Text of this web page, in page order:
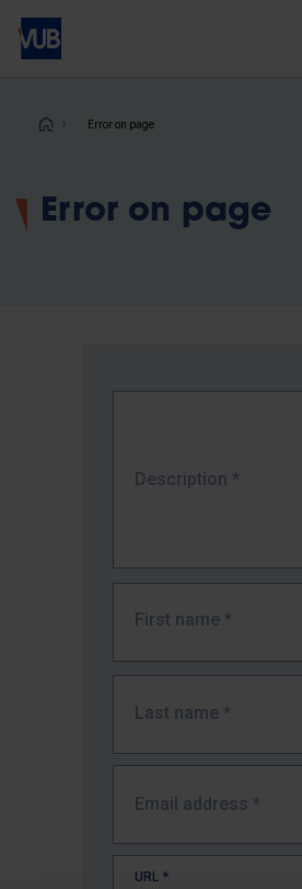
Skip
main
Breadcrumb
Error on page
Error on page
Description *
First name *
Last name *
Email address *
URL *